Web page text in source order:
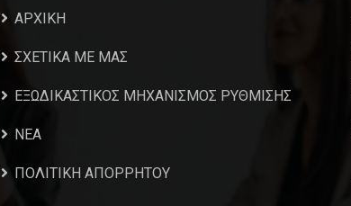
ΑΡΧΙΚΗ
ΣΧΕΤΙΚΑ ΜΕ ΜΑΣ
ΕΞΩΔΙΚΑΣΤΙΚΟΣ ΜΗΧΑΝΙΣΜΟΣ ΡΥΘΜΙΣΗΣ
NEA
ΠΟΛΙΤΙΚΗ ΑΠΟΡΡΗΤΟΥ